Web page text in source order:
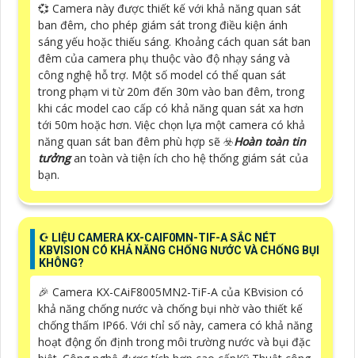
💞 Camera này được thiết kế với khả năng quan sát
ban đêm, cho phép giám sát trong điều kiện ánh
sáng yếu hoặc thiếu sáng. Khoảng cách quan sát ban
đêm của camera phụ thuộc vào độ nhạy sáng và
công nghệ hỗ trợ. Một số model có thể quan sát
trong phạm vi từ 20m đến 30m vào ban đêm, trong
khi các model cao cấp có khả năng quan sát xa hơn
tới 50m hoặc hơn. Việc chọn lựa một camera có khả
năng quan sát ban đêm phù hợp sẽ ☣️Hoàn toàn tin
tưởngan toàn và tiện ích cho hệ thống giám sát của
bạn.
☪ LIỆU CAMERA KX-CAIF0MN-TIF-A SẮC NÉT
KBVISION CÓ KHẢ NĂNG CHỐNG NƯỚC VÀ CHỐNG BỤI
KHÔNG?
️🎉 Camera KX-CAiF8005MN2-TiF-A của KBvision có
khả năng chống nước và chống bụi nhờ vào thiết kế
chống thấm IP66. Với chỉ số này, camera có khả năng
hoạt động ổn định trong môi trường nước và bụi đặc